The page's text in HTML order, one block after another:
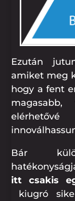
Ezután
amiket meg
hogy a fent
Bár
itt csakis
kiugró